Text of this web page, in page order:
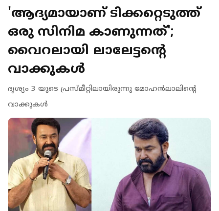
'ആദ്യമായാണ് ടിക്കറ്റെടുത്ത്
ഒരു സിനിമ കാണുന്നത്';
വൈറലായി ലാലേട്ടന്റെ
വാക്കുകള്‍
ദൃശ്യം 3 യുടെ പ്രസ്മീറ്റിലായിരുന്നു മോഹന്‍ലാലിന്റെ
വാക്കുകള്‍